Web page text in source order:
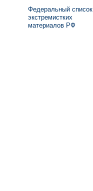
Федеральный список
экстремистких
материалов РФ